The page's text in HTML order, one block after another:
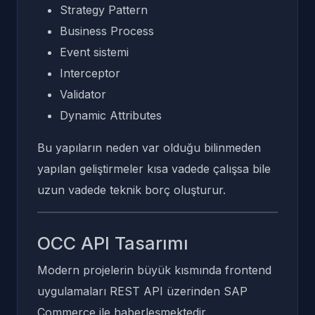
Strategy Pattern
Business Process
Event sistemi
Interceptor
Validator
Dynamic Attributes
Bu yapıların neden var olduğu bilinmeden
yapılan geliştirmeler kısa vadede çalışsa bile
uzun vadede teknik borç oluşturur.
OCC API Tasarımı
Modern projelerin büyük kısmında frontend
uygulamaları REST API üzerinden SAP
Commerce ile haberleşmektedir.